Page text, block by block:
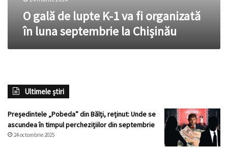
septembrie
O gală de lupte K-1 va fi organizată
în luna septembrie la Chișinău
Ultimele știri
Președintele „Pobeda” din Bălți, reținut: Unde se
ascundea în timpul perchezițiilor din septembrie
24 octombrie 2025